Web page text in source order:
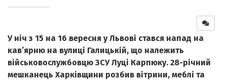
У ніч з 15 на 16 вересня у Львові стався напад на
кав’ярню на вулиці Галицькій, що належить
військовослужбовцю ЗСУ Луці Карпюку. 28-річний
мешканець Харківщини розбив вітрини, меблі та